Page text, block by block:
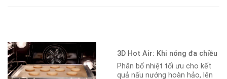
3D Hot Air: Khi nóng đa chiều
Phân bổ nhiệt tối ưu cho kết
quả nấu nướng hoàn hảo, lên